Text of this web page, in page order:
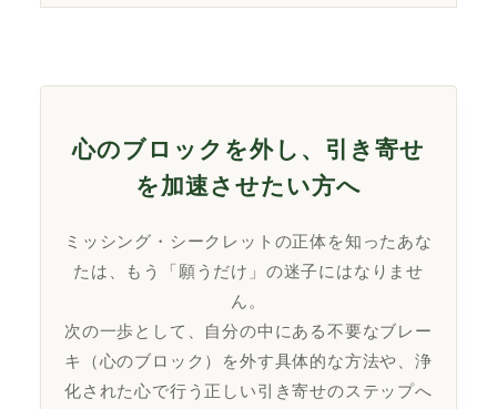
心のブロックを外し、引き寄せ
を加速させたい方へ
ミッシング・シークレットの正体を知ったあな
たは、もう「願うだけ」の迷子にはなりませ
ん。
次の一歩として、自分の中にある不要なブレー
キ（心のブロック）を外す具体的な方法や、浄
化された心で行う正しい引き寄せのステップへ